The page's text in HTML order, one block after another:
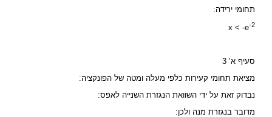
תחומי ירידה:
x < -e-2
סעיף א’ 3
מציאת תחומי קעירות כלפי מעלה ומטה של הפונקציה:
נבדוק זאת על ידי השוואת הנגזרת השנייה לאפס:
מדובר בנגזרת מנה ולכן: